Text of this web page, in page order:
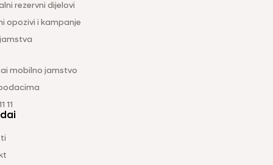
rezervni dijelovi
opozivi i kampanje
mobilno jamstvo
11